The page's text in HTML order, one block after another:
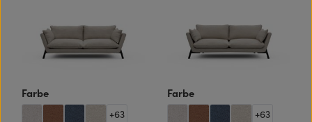
Farbeauswählen
+63
Farbeauswählen
+63